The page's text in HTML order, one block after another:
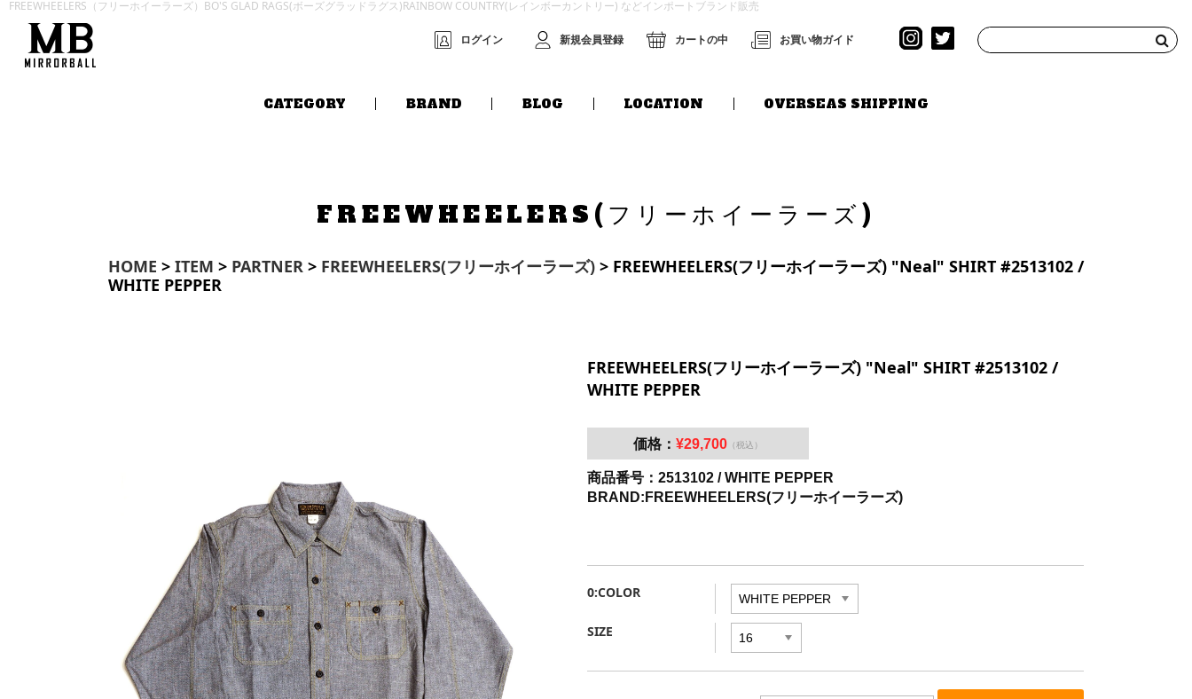
FREEWHEELERS（フリーホイーラーズ）BO'S GLAD RAGS(ボーズグラッドラグス)RAINBOW COUNTRY(レインボーカントリー) などインポートブランド販売
ログイン 新規会員登録 カートの中 お買い物ガイド
CATEGORY BRAND BLOG LOCATION OVERSEAS SHIPPING
FREEWHEELERS(フリーホイーラーズ)
HOME > ITEM > PARTNER > FREEWHEELERS(フリーホイーラーズ) > FREEWHEELERS(フリーホイーラーズ) "Neal" SHIRT #2513102 /
WHITE PEPPER
FREEWHEELERS(フリーホイーラーズ) "Neal" SHIRT #2513102 /
WHITE PEPPER
価格：¥29,700 （税込）
商品番号：2513102 / WHITE PEPPER
BRAND:FREEWHEELERS(フリーホイーラーズ)
0:COLOR
SIZE